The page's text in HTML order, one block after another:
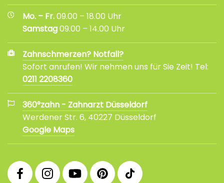
Mo. – Fr.09.00 – 18.00 Uhr
Samstag09.00 – 14.00 Uhr
Zahnschmerzen? Notfall?
Sofort anrufen! Wir nehmen uns für Sie Zeit! Tel:
0211 2208360
360°zahn - Zahnarzt Düsseldorf
Werdener Str. 6, 40227 Düsseldorf
Google Maps
360°
Facebook
360°
Instagram
360°
YouTube
360°
Pinterest
360°
tiktok